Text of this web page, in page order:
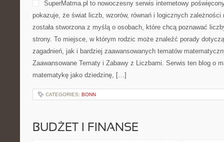
SuperMatma.pl to nowoczesny serwis internetowy
pokazuje, że świat liczb, wzorów, równań i logicznych zależności
została stworzona z myślą o osobach, które chcą poznawać
strony. To miejsce, w którym rodzic może znaleźć porady
zagadnień, jak i bardziej zaawansowanych tematów
Zaawansowane Tematy i Zabawy z Liczbami. Serwis ten blog o
matematykę jako dziedzinę, […]
CATEGORIES: BONN
BUDŻET I FINANSE